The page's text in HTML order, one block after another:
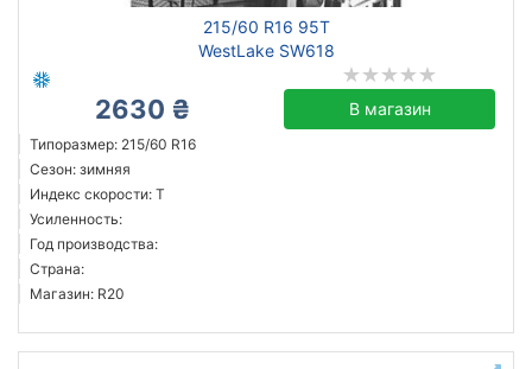
215/60 R16 95T
WestLake SW618
2630 ₴ В магазин
Типоразмер: 215/60 R16
Сезон: зимняя
Индекс скорости: T
Усиленность:
Год производства:
Страна:
Магазин: R20